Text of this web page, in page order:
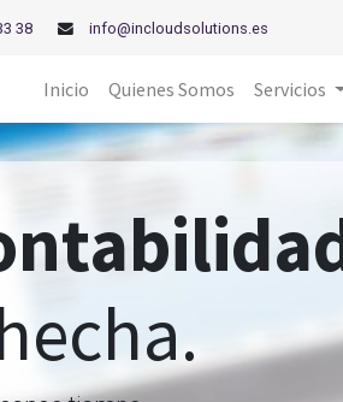
38 info@incloudsolutions.es
Inicio Quienes Somos Servicios